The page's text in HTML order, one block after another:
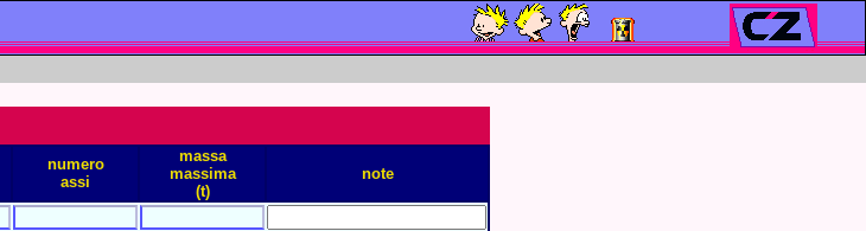
numero
assi
massa
massima
(t)
note